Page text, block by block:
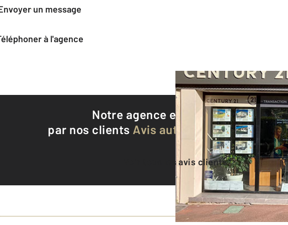
Envoyer un message
Téléphoner à l'agence
Notre agence est notée8,9/10
par nos clients Avis authentifiés par
Voir tous les avis clients